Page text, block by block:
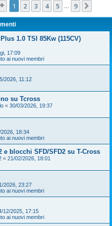
Pagina di
1 2 3 4 5 9
1.0 TSI 85Kw (115CV)
17:09
ai nuovi membri
2026, 11:12
su Tcross
« 30/03/2026, 19:37
18:34
ai nuovi membri
e blocchi SFD/SFD2 su T-Cross
« 21/02/2026, 18:01
2026, 23:27
ai nuovi membri
12/2025, 17:15
ai nuovi membri